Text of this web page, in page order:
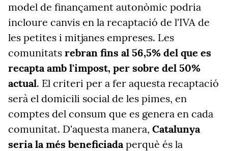
model de finançament autonòmic podria
incloure canvis en la recaptació de l'IVA de
les petites i mitjanes empreses. Les
comunitats rebran fins al 56,5% del que es
recapta amb l'impost, per sobre del 50%
actual. El criteri per a fer aquesta recaptació
serà el domicili social de les pimes, en
comptes del consum que es genera en cada
comunitat. D'aquesta manera, Catalunya
seria la més beneficiadaperquè és la